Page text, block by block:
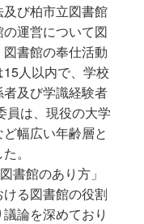
び柏市立図書館
運営について図
書館の奉仕活動
人以内で、学校
及び学識経験者
員は、現役の大学
幅広い年齢層と
。
書館のあり方」
る図書館の役割
論を深めており